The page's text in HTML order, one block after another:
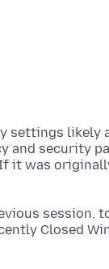
and security
it was
session.
Closed